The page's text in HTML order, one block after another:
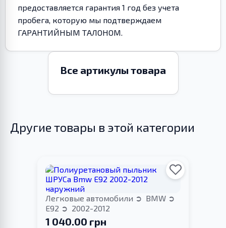
предоставляется гарантия 1 год без учета
пробега, которую мы подтверждаем
ГАРАНТИЙНЫМ ТАЛОНОМ.
Все артикулы товара
Другие товары в этой категории
Легковые автомобили
BMW
E92
2002-2012
1 040.00 грн